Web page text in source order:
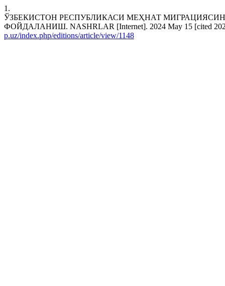
1.
ЎЗБЕКИСТОН РЕСПУБЛИКАСИ МЕҲНАТ
ФОЙДАЛАНИШ. NASHRLAR [Internet]. 2024 May 15 [cited
p.uz/index.php/editions/article/view/1148